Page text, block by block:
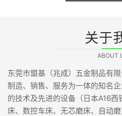
关于
ABOUT
东莞市盟基（兆成）五金制品有
制造、销售、服务为一体的知名
的技术及先进的设备（日本A16
床、数控车床、无芯磨床、自动